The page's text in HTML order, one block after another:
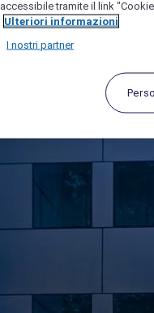
accessibile tramite il link
Ulteriori informazioni
I nostri partner